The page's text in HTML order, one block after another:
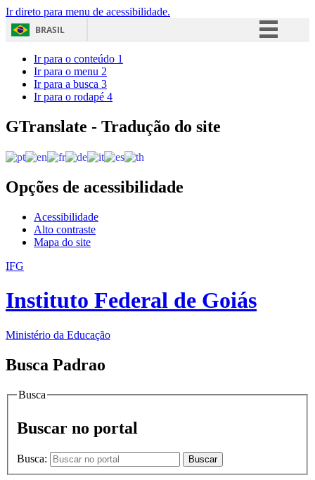
Ir direto para menu de acessibilidade.
BRASIL
Acesso à informação
Ir para o conteúdo 1
Ir para o menu 2
Ir para a busca 3
Ir para o rodapé 4
GTranslate - Tradução do site
Opções de acessibilidade
Acessibilidade
Alto contraste
Mapa do site
IFG
Instituto Federal de Goiás
Ministério da Educação
Busca Padrao
Busca
Buscar no portal
Busca: Buscar